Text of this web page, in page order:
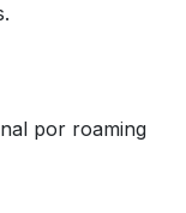
por roaming